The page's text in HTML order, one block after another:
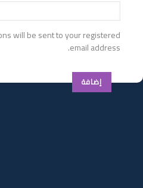
will be sent to your registered
email address.